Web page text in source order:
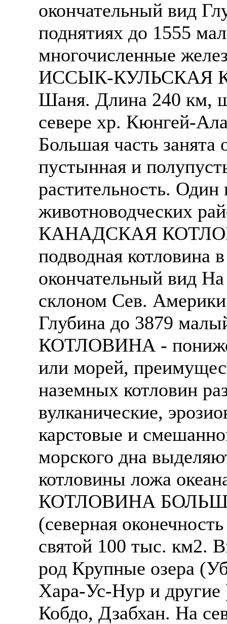
окончательный вид
поднятиях до 1555
многочисленные
ИССЫК-КУЛЬСКАЯ
Шаня. Длина 240 км,
севере хр. Кюнгей-
Большая часть
пустынная и
растительность.
животноводческих
КАНАДСКАЯ
подводная котловина
окончательный вид
склоном Сев.
Глубина до 3879
КОТЛОВИНА -
или морей,
наземных котловин
вулканические,
карстовые и
морского дна
котловины ложа
КОТЛОВИНА
(северная
святой 100 тыс. км2.
род Крупные озера
Хара-Ус-Нур и
Кобдо, Дзабхан. На